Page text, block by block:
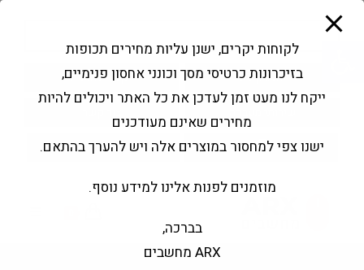
פתח סרגל נגישות
Products
search
החשבון שלי בקשה להצעה
לקוחות יקרים, ישנן עליות מחירים תכופות
בזיכרונות כרטיסי מסך וכונני אחסון פנימיים,
ייקח לנו מעט זמן לעדכן את כל האתר ויכולים להיות
מחירים שאינם מעודכנים
ישנו צפי למחסור במוצרים אלה ויש להערך בהתאם.
מוזמנים לפנות אלינו למידע נוסף.
בברכה,
ARX מחשבים